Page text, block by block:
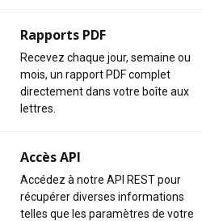
Rapports PDF
Recevez chaque jour, semaine ou
mois, un rapport PDF complet
directement dans votre boîte aux
lettres.
Accès API
Accédez à notre API REST pour
récupérer diverses informations
telles que les paramètres de votre